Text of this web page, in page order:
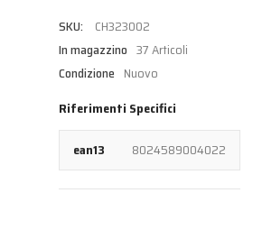
CH323002
In magazzino 37 Articoli
Condizione Nuovo
Riferimenti Specifici
ean13 8024589004022